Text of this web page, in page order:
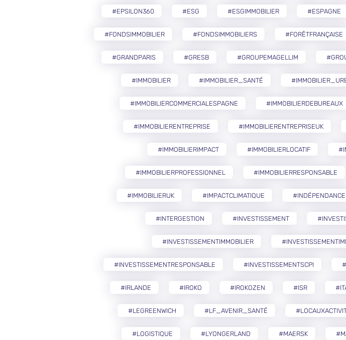
#EPSILON360 #ESG #ESGIMMOBILIER #ESPAGNE
#FONDSIMMOBILIER #FONDSIMMOBILIERS #FORÊTFRANÇAISE
#GRANDPARIS #GRESB #GROUPEMAGELLIM
#IMMOBILIER #IMMOBILIER_SANTÉ
#IMMOBILIERCOMMERCIALESPAGNE #IMMOBILIERDEBUREAUX
#IMMOBILIERENTREPRISE #IMMOBILIERENTREPRISEUK
#IMMOBILIERIMPACT #IMMOBILIERLOCATIF
#IMMOBILIERPROFESSIONNEL #IMMOBILIERRESPONSABLE
#IMMOBILIERUK #IMPACTCLIMATIQUE #INDÉPENDANCE
#INTERGESTION #INVESTISSEMENT
#INVESTISSEMENTIMMOBILIER
#INVESTISSEMENTRESPONSABLE #INVESTISSEMENTSCPI
#IRLANDE #IROKO #IROKOZEN #ISR
#LEGREENWICH #LF_AVENIR_SANTÉ
#LOGISTIQUE #LYONGERLAND #MAERSK